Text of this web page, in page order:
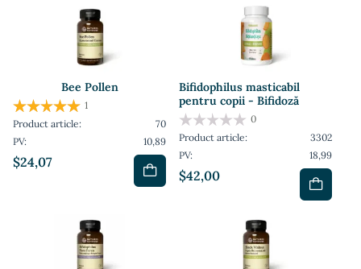
Bee Pollen
$24,07
1
Product article:
70
PV:
10,89
Bifidophilus masticabil
pentru copii - Bifidoză
$42,00
0
Product article:
3302
PV:
18,99